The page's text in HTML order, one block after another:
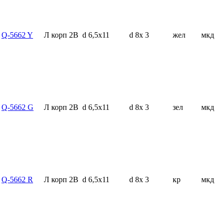
Q-5662 Y Л корп 2В d 6,5x11 d 8x 3 жел мкд
Q-5662 G Л корп 2В d 6,5x11 d 8x 3 зел мкд
Q-5662 R Л корп 2В d 6,5x11 d 8x 3 кр мкд